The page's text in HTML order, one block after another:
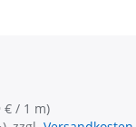
€ / 1 m)